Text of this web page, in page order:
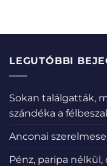
LEGUTÓBBI
Sokan találgatták,
szándéka a
Anconai
Pénz, paripa